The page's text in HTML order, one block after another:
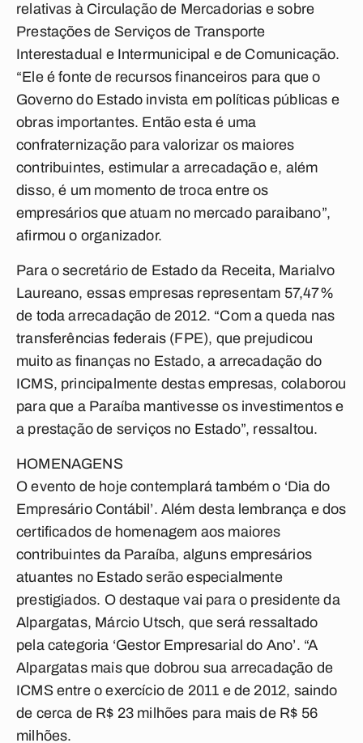
relativas à Circulação de Mercadorias e sobre
Prestações de Serviços de Transporte
Interestadual e Intermunicipal e de Comunicação.
“Ele é fonte de recursos financeiros para que o
Governo do Estado invista em políticas públicas e
obras importantes. Então esta é uma
confraternização para valorizar os maiores
contribuintes, estimular a arrecadação e, além
disso, é um momento de troca entre os
empresários que atuam no mercado paraibano”,
afirmou o organizador.
Para o secretário de Estado da Receita, Marialvo
Laureano, essas empresas representam 57,47%
de toda arrecadação de 2012. “Com a queda nas
transferências federais (FPE), que prejudicou
muito as finanças no Estado, a arrecadação do
ICMS, principalmente destas empresas, colaborou
para que a Paraíba mantivesse os investimentos e
a prestação de serviços no Estado”, ressaltou.
HOMENAGENS
O evento de hoje contemplará também o ‘Dia do
Empresário Contábil’. Além desta lembrança e dos
certificados de homenagem aos maiores
contribuintes da Paraíba, alguns empresários
atuantes no Estado serão especialmente
prestigiados. O destaque vai para o presidente da
Alpargatas, Márcio Utsch, que será ressaltado
pela categoria ‘Gestor Empresarial do Ano’. “A
Alpargatas mais que dobrou sua arrecadação de
ICMS entre o exercício de 2011 e de 2012, saindo
de cerca de R$ 23 milhões para mais de R$ 56
milhões.